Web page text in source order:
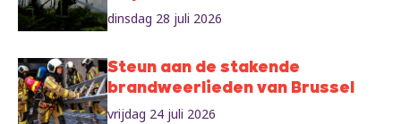
dinsdag 28 juli 2026
Steun aan de stakende
brandweerlieden van Brussel
vrijdag 24 juli 2026